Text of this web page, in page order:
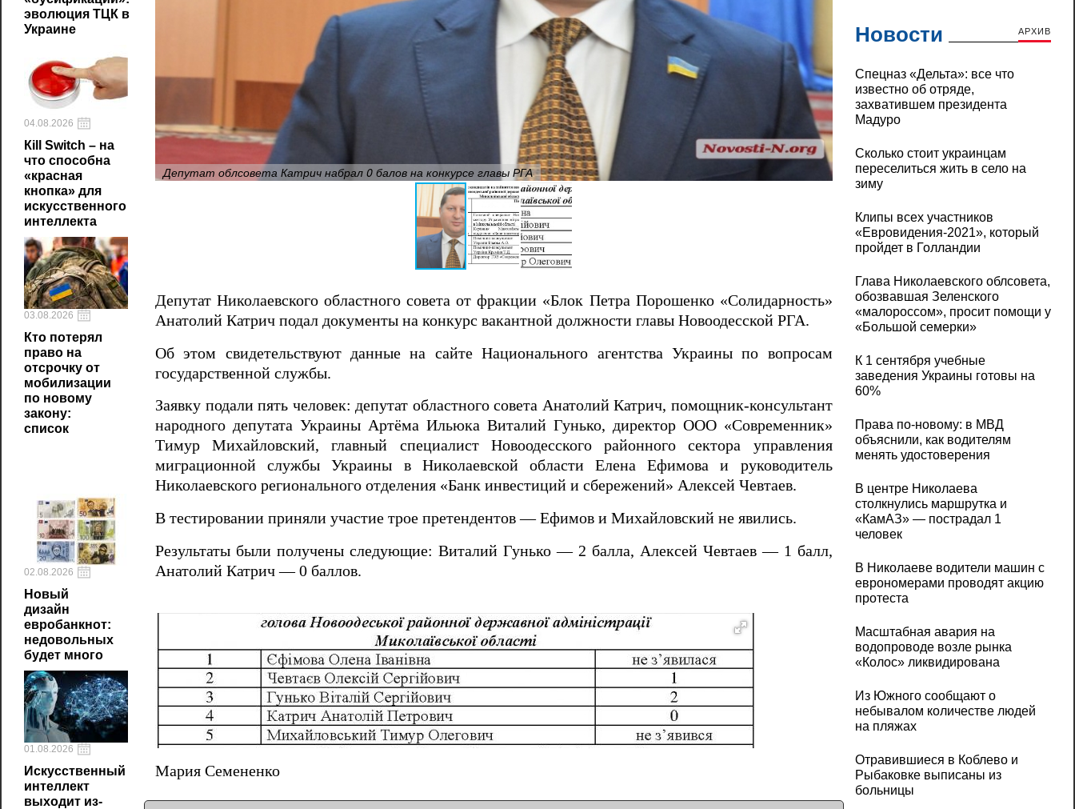
эволюция ТЦК в
Украине
04.08.2026
Кill Switch – на
что способна
«красная
кнопка» для
искусственного
интеллекта
03.08.2026
Кто потерял
право на
отсрочку от
мобилизации
по новому
закону:
список
02.08.2026
Новый
дизайн
евробанкнот:
недовольных
будет много
01.08.2026
Искусственный
интеллект
выходит из-
Депутат облсовета Катрич набрал 0 балов на конкурсе главы РГА Депутат облсовета Катрич набрал 0
Депутат Николаевского областного совета от фракции «Блок Петра Порошенко «Солидарность»
Анатолий Катрич подал документы на конкурс вакантной должности главы Новоодесской РГА.
Об этом свидетельствуют данные на сайте Национального агентства Украины по вопросам
государственной службы.
Заявку подали пять человек: депутат областного совета Анатолий Катрич, помощник-консультант
народного депутата Украины Артёма Ильюка Виталий Гунько, директор ООО «Современник»
Тимур Михайловский, главный специалист Новоодесского районного сектора управления
миграционной службы Украины в Николаевской области Елена Ефимова и руководитель
Николаевского регионального отделения «Банк инвестиций и сбережений» Алексей Чевтаев.
В тестировании приняли участие трое претендентов — Ефимов и Михайловский не явились.
Результаты были получены следующие: Виталий Гунько — 2 балла, Алексей Чевтаев — 1 балл,
Анатолий Катрич — 0 баллов.
Мария Семененко
Новости АРХИВ
Cпецназ «Дельта»: все что
известно об отряде,
захватившем президента
Мадуро
Сколько стоит украинцам
переселиться жить в село на
зиму
Клипы всех участников
«Евровидения-2021», который
пройдет в Голландии
Глава Николаевского облсовета,
обозвавшая Зеленского
«малороссом», просит помощи у
«Большой семерки»
К 1 сентября учебные
заведения Украины готовы на
60%
Права по-новому: в МВД
объяснили, как водителям
менять удостоверения
В центре Николаева
столкнулись маршрутка и
«КамАЗ» — пострадал 1
человек
В Николаеве водители машин с
еврономерами проводят акцию
протеста
Масштабная авария на
водопроводе возле рынка
«Колос» ликвидирована
Из Южного сообщают о
небывалом количестве людей
на пляжах
Отравившиеся в Коблево и
Рыбаковке выписаны из
больницы